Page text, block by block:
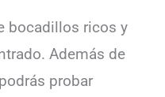
bocadillos ricos y
Además de
probar